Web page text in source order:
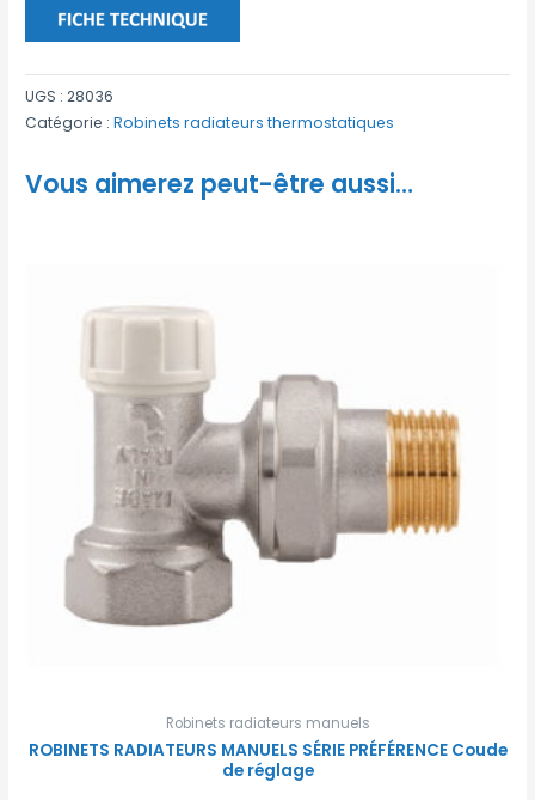
UGS :28036
Catégorie :Robinets radiateurs thermostatiques
Vous aimerez peut-être aussi…
Robinets radiateurs manuels
ROBINETS RADIATEURS MANUELS SÉRIE PRÉFÉRENCE Coude
de réglage